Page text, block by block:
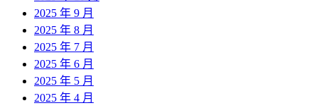
2025 年 9 月
2025 年 8 月
2025 年 7 月
2025 年 6 月
2025 年 5 月
2025 年 4 月